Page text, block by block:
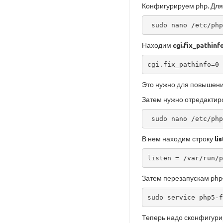
Конфигурируем php.
sudo nano /etc/
Находим
cgi.fix_pathinfo=0
Это нужно для
Затем нужно
sudo nano /etc/
В нем находим строку
listen = /var/run/
Затем перезапускам
sudo service
Теперь надо